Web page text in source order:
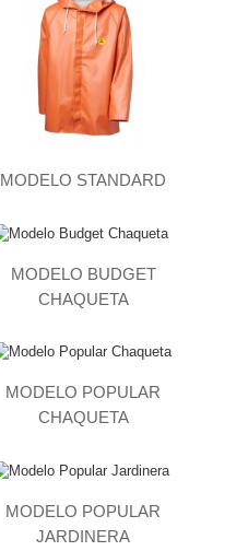
MODELO STANDARD
MODELO BUDGET
CHAQUETA
MODELO POPULAR
CHAQUETA
MODELO POPULAR
JARDINERA